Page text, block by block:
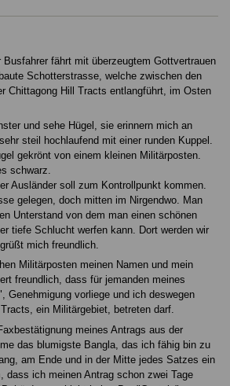
fährt mit überzeugtem Gottvertrauen
Schotterstrasse, welche zwischen den
Chittagong Hill Tracts entlangführt, im Osten
und sehe Hügel, sie erinnern mich an
steil hochlaufend mit einer runden Kuppel.
gekrönt von einem kleinen Militärposten.
schwarz.
Ausländer soll zum Kontrollpunkt kommen.
gelegen, doch mitten im Nirgendwo. Man
Unterstand von dem man einen schönen
tiefe Schlucht werfen kann. Dort werden wir
mich freundlich.
Militärposten meinen Namen und mein
freundlich, dass für jemanden meines
Genehmigung vorliege und ich deswegen
ein Militärgebiet, betreten darf.
meines Antrags aus der
das blumigste Bangla, das ich fähig bin zu
am Ende und in der Mitte jedes Satzes ein
dass ich meinen Antrag schon zwei Tage